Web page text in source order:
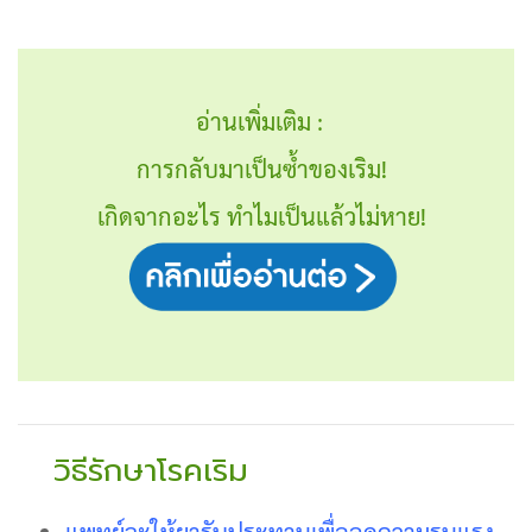
อ่านเพิ่มเติม :
การกลับมาเป็นซ้ำของเริม!
เกิดจากอะไร ทำไมเป็นแล้วไม่หาย!
วิธีรักษาโรคเริม